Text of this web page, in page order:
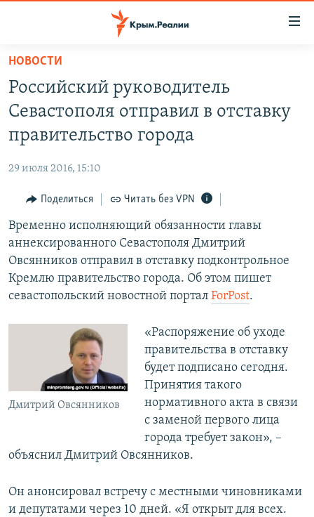
Вернуться
основному
содержанию
главной
Вернутся
поиску
11 ЛЕТ ОККУПАЦИИ КРЫМА. 11 ИСТОРИЙ СОПРОТИВЛЕНИЯ
ЕЩЕ
ИНТЕРАКТИВ
ИНФОГРАФИКА
ТЕЛЕПРОЕКТ КРЫМ.РЕАЛИИ
СОВЕТЫ ПРАВОЗАЩИТНИКОВ
ПРОПАВШИЕ БЕЗ ВЕСТИ
ПОБЕДИТЕЛЕЙ НЕ СУДЯТ?
КРЫМ.НЕПОКОРЕННЫЙ
ELIFBE
УКРАИНСКАЯ ПРОБЛЕМА КРЫМА
РАДІО СВОБОДА
КАК ОБОЙТИ БЛОКИРОВКУ
Українською
Qırımtatar
ПРИСОЕДИНЯЙТЕСЬ!
НОВОСТИ
Российский руководитель
Севастополя отправил в отставку
правительство города
29 июля 2016, 15:10
Поделиться Читать без VPN
Временно исполняющий обязанности главы
аннексированного Севастополя Дмитрий
Овсянников отправил в отставку подконтрольное
Кремлю правительство города. Об этом пишет
севастопольский новостной портал ForPost.
Дмитрий Овсянников
«Распоряжение об уходе
правительства в отставку
будет подписано сегодня.
Принятия такого
нормативного акта в связи
с заменой первого лица
города требует закон», –
объяснил Дмитрий Овсянников.
Он анонсировал встречу с местными чиновниками
и депутатами через 10 дней. «Я открыт для всех.